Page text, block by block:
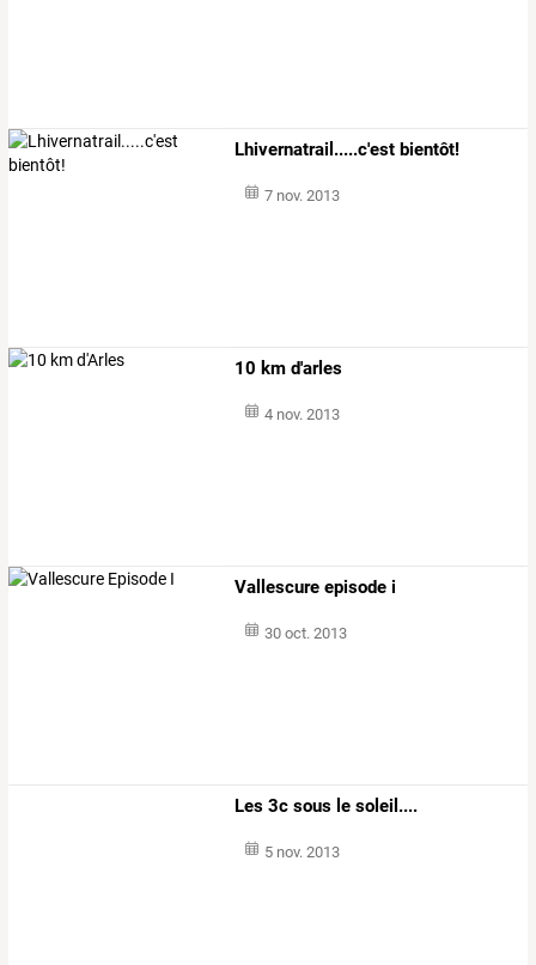
Lhivernatrail.....c'est bientôt!
7 nov. 2013
10 km d'arles
4 nov. 2013
Vallescure episode i
30 oct. 2013
Les 3c sous le soleil....
5 nov. 2013